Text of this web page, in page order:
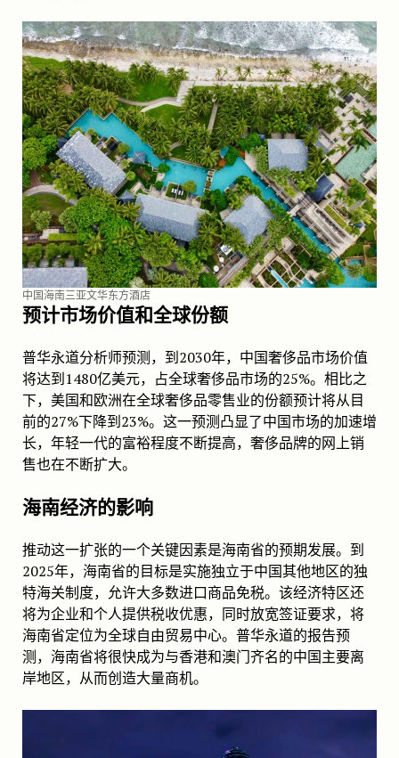
中国海南三亚文华东方酒店
预计市场价值和全球份额
普华永道分析师预测，到2030年，中国奢侈品市场价值
将达到1480亿美元，占全球奢侈品市场的25%。相比之
下，美国和欧洲在全球奢侈品零售业的份额预计将从目
前的27%下降到23%。这一预测凸显了中国市场的加速增
长，年轻一代的富裕程度不断提高，奢侈品牌的网上销
售也在不断扩大。
海南经济的影响
推动这一扩张的一个关键因素是海南省的预期发展。到
2025年，海南省的目标是实施独立于中国其他地区的独
特海关制度，允许大多数进口商品免税。该经济特区还
将为企业和个人提供税收优惠，同时放宽签证要求，将
海南省定位为全球自由贸易中心。普华永道的报告预
测，海南省将很快成为与香港和澳门齐名的中国主要离
岸地区，从而创造大量商机。